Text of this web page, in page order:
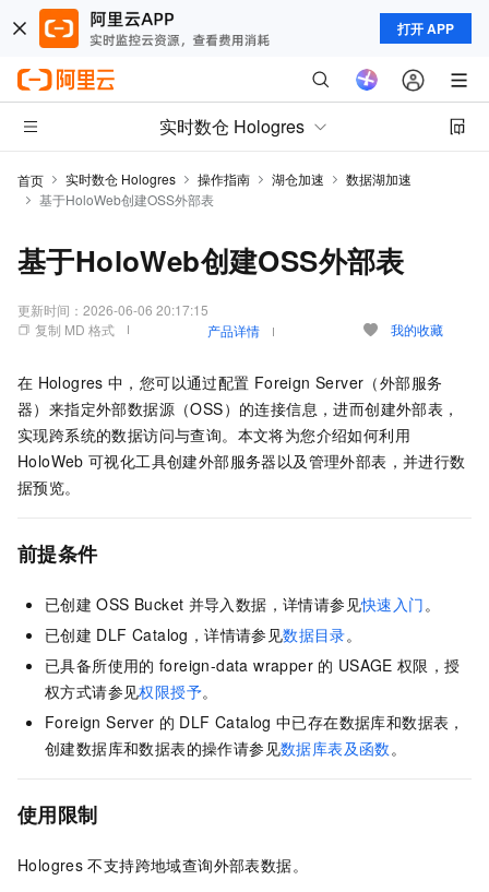
打开 APP
实时数仓 Hologres
首页 实时数仓 Hologres 操作指南 湖仓加速
数据湖加速
基于HoloWeb创建OSS外部表
基于HoloWeb创建OSS外部表
更新时间： 2026-06-06 20:17:15
复制 MD 格式
产品详情 我的收藏
在 Hologres 中，您可以通过配置 Foreign Server（外部服务
器）来指定外部数据源（OSS）的连接信息，进而创建外部表，
实现跨系统的数据访问与查询。本文将为您介绍如何利用
HoloWeb 可视化工具创建外部服务器以及管理外部表，并进行数
据预览。
前提条件
已创建 OSS Bucket 并导入数据，详情请参见快速入门。
已创建 DLF Catalog，详情请参见数据目录。
已具备所使用的 foreign-data wrapper 的 USAGE 权限，授
权方式请参见权限授予。
Foreign Server 的 DLF Catalog 中已存在数据库和数据表，
创建数据库和数据表的操作请参见数据库表及函数。
使用限制
Hologres 不支持跨地域查询外部表数据。